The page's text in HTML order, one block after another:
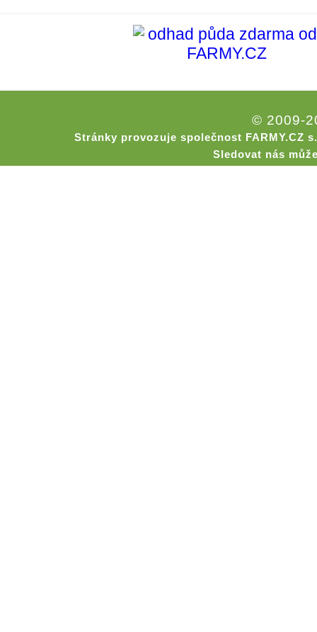
© 2009-
Stránky provozuje společnost FARMY.CZ
Sledovat nás